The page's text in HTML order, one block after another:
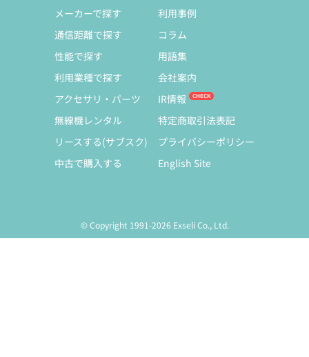
メーカーで探す
通信距離で探す
性能で探す
利用業種で探す
アクセサリ・パーツ
無線機レンタル
リースする(サブスク)
中古で購入する
利用事例
コラム
用語集
会社案内
IR情報
特定商取引法表記
プライバシーポリシー
English Site
© Copyright 1991-2026 Exseli Co., Ltd.